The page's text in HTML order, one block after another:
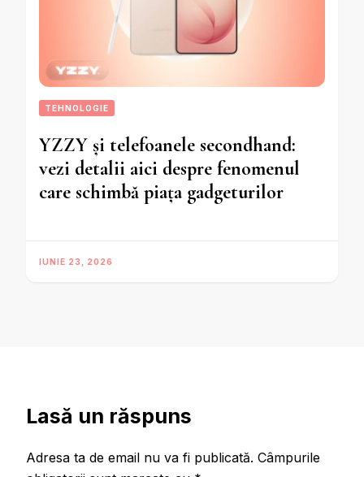
TEHNOLOGIE
YZZY și telefoanele secondhand:
vezi detalii aici despre fenomenul
care schimbă piața gadgeturilor
IUNIE 23, 2026
Lasă un răspuns
Adresa ta de email nu va fi publicată. Câmpurile